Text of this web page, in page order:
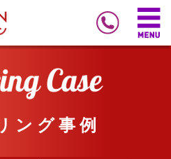
ング事例